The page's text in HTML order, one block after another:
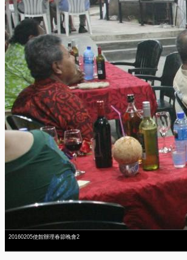
20160205使館辦理春節晚會2